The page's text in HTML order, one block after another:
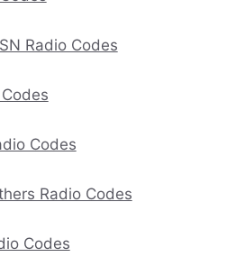
Radio Codes
Codes
Radio Codes
Codes